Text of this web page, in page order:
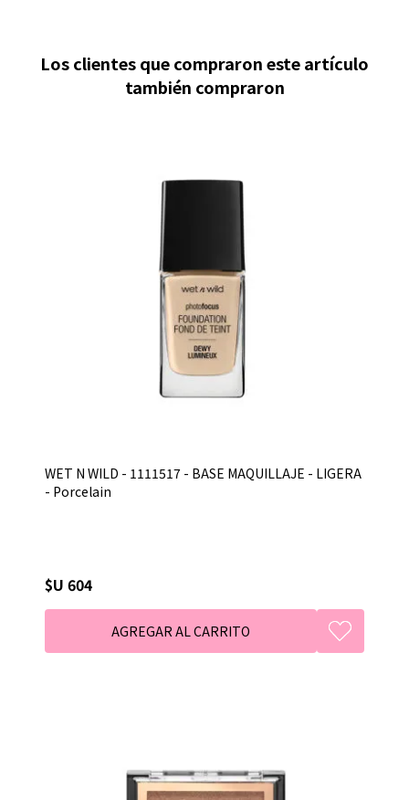
Los clientes que compraron este artículo
también compraron
WET N WILD - 1111517 - BASE MAQUILLAJE - LIGERA
- Porcelain
$U 604